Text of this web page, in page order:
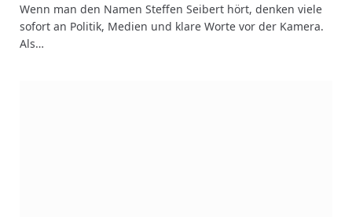
Wenn man den Namen Steffen Seibert hört, denken viele
sofort an Politik, Medien und klare Worte vor der Kamera.
Als…